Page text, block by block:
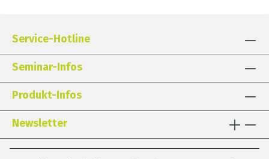
Service-Hotline
Seminar-Infos
Produkt-Infos
Newsletter